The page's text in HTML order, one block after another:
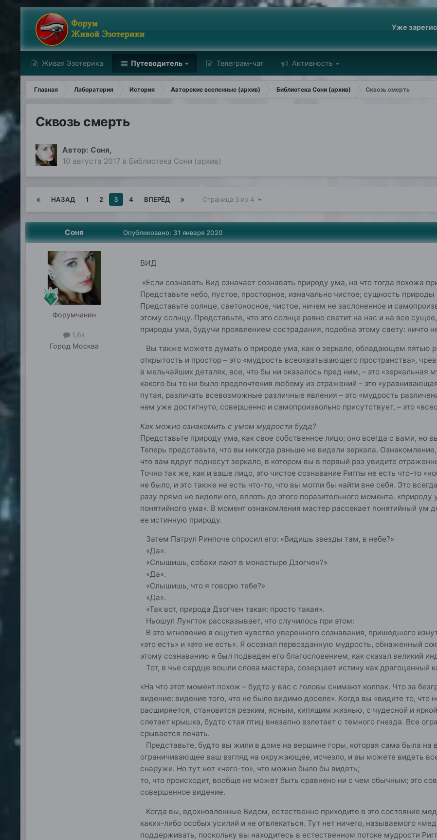
Уже
Живая Эзотерика Путеводитель Телеграм-чат Активность
Главная Лаборатория История Авторские вселенные (архив) Библиотека Сони (архив) Сквозь смерть
Сквозь смерть
Автор: Соня,
10 августа 2017 в Библиотека Сони (архив)
НАЗАД 1 2 3 4 ВПЕРЁД Страница 3 из 4
Соня
Форумчанин
1,6k
Город Москва
Опубликовано: 31 января 2020
ВИД
«Если сознавать Вид означает сознавать природу ума, на что тогда похожа
Представьте небо, пустое, просторное, изначально чистое; сущность
Представьте солнце, светоносное, чистое, ничем не заслоненное и
этому солнцу. Представьте, что это солнце равно светит на нас и на все
природы ума, будучи проявлением сострадания, подобна этому свету: ничто
Вы также можете думать о природе ума, как о зеркале, обладающем пятью
открытость и простор – это «мудрость всеохватывающего пространства»,
в мельчайших деталях, все, что бы ни оказалось пред ним, – это «зеркальная
какого бы то ни было предпочтения любому из отражений – это
путая, различать всевозможные различные явления – это «мудрость
нем уже достигнуто, совершенно и самопроизвольно присутствует, – это
Как можно ознакомить с умом мудрости будд?
Представьте природу ума, как свое собственное лицо; оно всегда с вами,
Теперь представьте, что вы никогда раньше не видели зеркала.
что вам вдруг поднесут зеркало, в котором вы в первый раз увидите
Точно так же, как и ваше лицо, это чистое сознавание Ригпы не есть что-то
не было, и это также не есть что-то, что вы могли бы найти вне себя. Это
разу прямо не видели его, вплоть до этого поразительного момента.
понятийного ума». В момент ознакомления мастер рассекает понятийный ум
ее истинную природу.
Затем Патрул Ринпоче спросил его: «Видишь звезды там, в небе?»
«Да».
«Слышишь, собаки лают в монастыре Дзогчен?»
«Да».
«Слышишь, что я говорю тебе?»
«Да».
«Так вот, природа Дзогчен такая: просто такая».
Ньошул Лунгток рассказывает, что случилось при этом:
В это мгновение я ощутил чувство уверенного сознавания, пришедшего
«это есть» и «это не есть». Я осознал первозданную мудрость, обнаженный
этому сознаванию я был подведен его благословением, как сказал великий
Тот, в чье сердце вошли слова мастера, созерцает истину как драгоценный
«На что этот момент похож – будто у вас с головы снимают колпак. Что за
видение: видение того, что не было видимо доселе». Когда вы «видите то, что
расширяется, становится резким, ясным, кипящим жизнью, с чудесной и
слетает крышка, будто стая птиц внезапно взлетает с темного гнезда. Все
срывается печать.
Представьте, будто вы жили в доме на вершине горы, которая сама была на
ограничивающее ваш взгляд на окружающее, исчезло, и вы можете видеть все
снаружи. Но тут нет «чего-то», что можно было бы видеть;
то, что происходит, вообще не может быть сравнено ни с чем обычным; это
совершенное видение.
Когда вы, вдохновленные Видом, естественно приходите в это состояние
каких-либо особых усилий и не отвлекаться. Тут нет ничего, называемого
поддерживать, поскольку вы находитесь в естественном потоке мудрости